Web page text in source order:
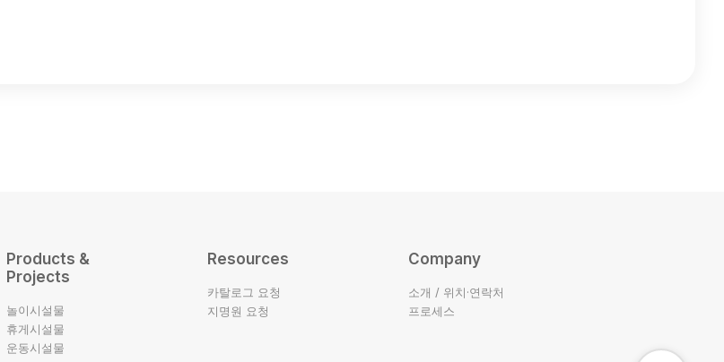
Products &
Projects
놀이시설물
휴게시설물
운동시설물
Resources
카탈로그 요청
지명원 요청
Company
소개 / 위치·연락처
프로세스